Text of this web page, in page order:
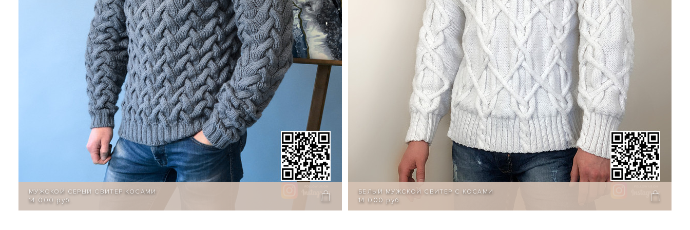
МУЖСКОЙ СЕРЫЙ СВИТЕР КОСАМИ
14 000 руб.
БЕЛЫЙ МУЖСКОЙ СВИТЕР С КОСАМИ
14 000 руб.